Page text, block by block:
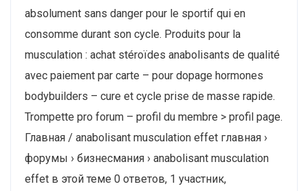
absolument sans danger pour le sportif qui en
consomme durant son cycle. Produits pour la
musculation : achat stéroïdes anabolisants de qualité
avec paiement par carte – pour dopage hormones
bodybuilders – cure et cycle prise de masse rapide.
Trompette pro forum – profil du membre > profil page.
Главная / anabolisant musculation effet главная ›
форумы › бизнесмания › anabolisant musculation
effet в этой теме 0 ответов, 1 участник,